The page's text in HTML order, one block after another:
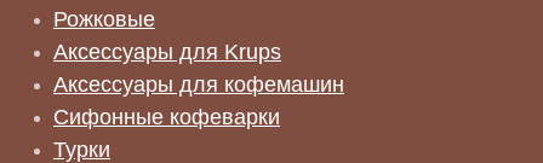
Рожковые
Аксессуары для Krups
Аксессуары для кофемашин
Сифонные кофеварки
Турки